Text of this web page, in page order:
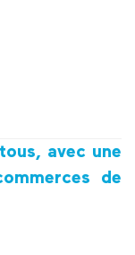
avec une
de